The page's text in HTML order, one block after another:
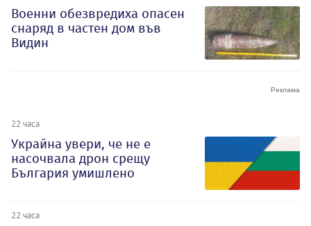
Военни обезвредиха опасен
снаряд в частен дом във
Видин
22 часа
Украйна увери, че не е
насочвала дрон срещу
България умишлено
22 часа